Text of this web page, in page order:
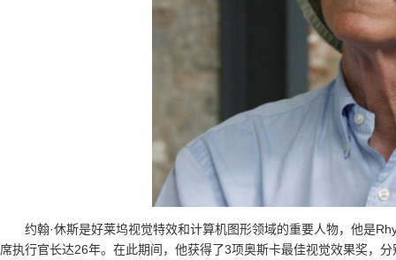
约翰·休斯是好莱坞视觉特效和计算机图形领域的重要人物，他是
席执行官长达26年。在此期间，他获得了3项奥斯卡最佳视觉效果奖，